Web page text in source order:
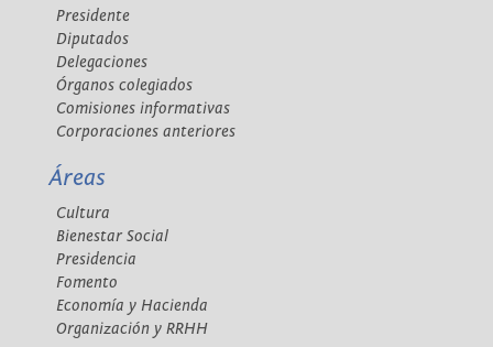
Presidente
Diputados
Delegaciones
Órganos colegiados
Comisiones informativas
Corporaciones anteriores
Áreas
Cultura
Bienestar Social
Presidencia
Fomento
Economía y Hacienda
Organización y RRHH